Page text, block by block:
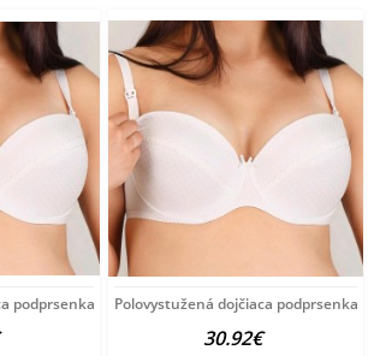
podprsenka New Baby Eva 80D
Polovystužená dojčiaca podprsenka
30.92€